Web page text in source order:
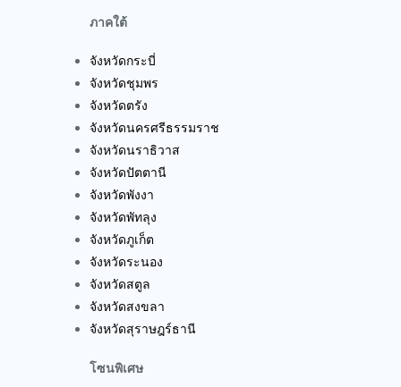
ภาคใต้
จังหวัดกระบี่
จังหวัดชุมพร
จังหวัดตรัง
จังหวัดนครศรีธรรมราช
จังหวัดนราธิวาส
จังหวัดปัตตานี
จังหวัดพังงา
จังหวัดพัทลุง
จังหวัดภูเก็ต
จังหวัดระนอง
จังหวัดสตูล
จังหวัดสงขลา
จังหวัดสุราษฎร์ธานี
โซนพิเศษ